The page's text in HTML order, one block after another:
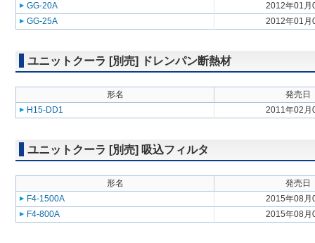
GG-20A
2012年01月
GG-25A
2012年01月
ユニットクーラ [別売] ドレンパン断熱材
形名
発売日
H15-DD1
2011年02月
ユニットクーラ [別売] 吸込フィルタ
形名
発売日
F4-1500A
2015年08月
F4-800A
2015年08月